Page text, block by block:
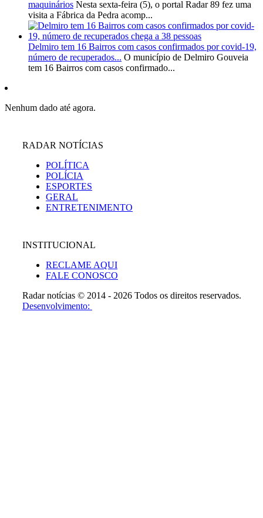
maquinários Nesta sexta-feira (5), o portal Radar 89 fez uma
visita a Fábrica da Pedra acomp...
Delmiro tem 16 Bairros com casos confirmados por covid-19,
número de recuperados... O município de Delmiro Gouveia
tem 16 Bairros com casos confirmado...
Nenhum dado até agora.
RADAR NOTÍCIAS
POLÍTICA
POLÍCIA
ESPORTES
GERAL
ENTRETENIMENTO
INSTITUCIONAL
RECLAME AQUI
FALE CONOSCO
Radar notícias © 2014 - 2026 Todos os direitos reservados.
Desenvolvimento: